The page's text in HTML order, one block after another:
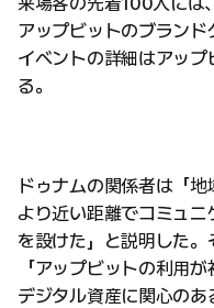
アップビットのブランド
イベントの詳細はアッ
る。
ドゥナムの関係者は「地
より近い距離でコミュ
を設けた」と説明した。
「アップビットの利用が
デジタル資産に関心のあ